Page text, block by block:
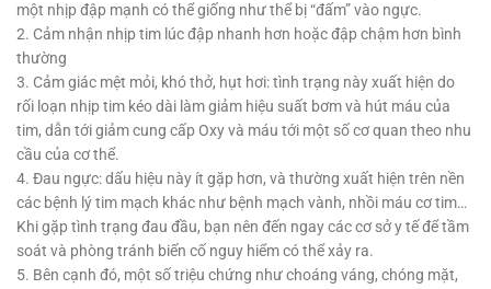
một nhịp đập mạnh có thể giống như thể bị “đấm” vào ngực.
2. Cảm nhận nhịp tim lúc đập nhanh hơn hoặc đập chậm hơn bình
thường
3. Cảm giác mệt mỏi, khó thở, hụt hơi: tình trạng này xuất hiện do
rối loạn nhịp tim kéo dài làm giảm hiệu suất bơm và hút máu của
tim, dẫn tới giảm cung cấp Oxy và máu tới một số cơ quan theo nhu
cầu của cơ thể.
4. Đau ngực: dấu hiệu này ít gặp hơn, và thường xuất hiện trên nền
các bệnh lý tim mạch khác như bệnh mạch vành, nhồi máu cơ tim…
Khi gặp tình trạng đau đầu, bạn nên đến ngay các cơ sở y tế để tầm
soát và phòng tránh biến cố nguy hiểm có thể xảy ra.
5. Bên cạnh đó, một số triệu chứng như choáng váng, chóng mặt,